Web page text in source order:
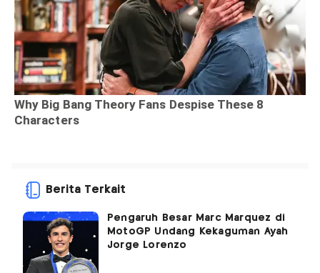
Berita Terkait
Pengaruh Besar Marc Marquez di
MotoGP Undang Kekaguman Ayah
Jorge Lorenzo